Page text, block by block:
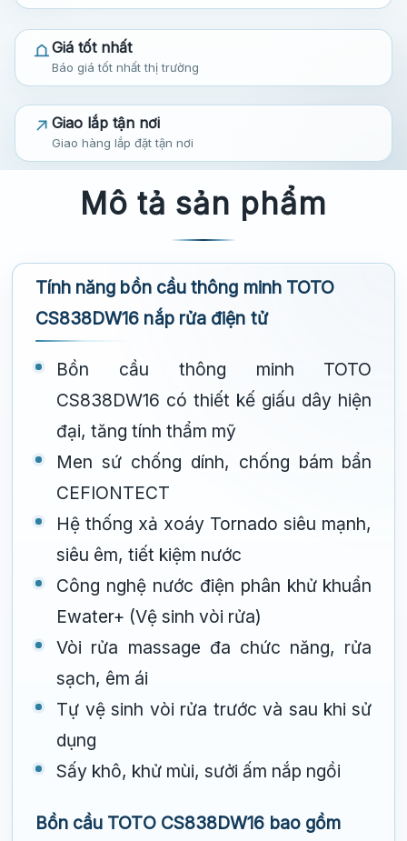
Giá tốt nhất
Báo giá tốt nhất thị trường
Giao lắp tận nơi
Giao hàng lắp đặt tận nơi
Mô tả sản phẩm
Tính năng bồn cầu thông minh TOTO
CS838DW16 nắp rửa điện tử
Bồn cầu thông minh TOTO
CS838DW16 có thiết kế giấu dây hiện
đại, tăng tính thẩm mỹ
Men sứ chống dính, chống bám bẩn
CEFIONTECT
Hệ thống xả xoáy Tornado siêu mạnh,
siêu êm, tiết kiệm nước
Công nghệ nước điện phân khử khuẩn
Ewater+ (Vệ sinh vòi rửa)
Vòi rửa massage đa chức năng, rửa
sạch, êm ái
Tự vệ sinh vòi rửa trước và sau khi sử
dụng
Sấy khô, khử mùi, sưởi ấm nắp ngồi
Bồn cầu TOTO CS838DW16 bao gồm